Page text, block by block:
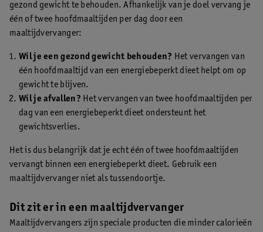
gezond gewicht te behouden. Afhankelijk van je doel vervang je
één of twee hoofdmaaltijden per dag door een
maaltijdvervanger:
Wil je een gezond gewicht behouden? Het vervangen van
één hoofdmaaltijd van een energiebeperkt dieet helpt om op
gewicht te blijven.
Wil je afvallen? Het vervangen van twee hoofdmaaltijden per
dag van een energiebeperkt dieet ondersteunt het
gewichtsverlies.
Het is dus belangrijk dat je echt één of twee hoofdmaaltijden
vervangt binnen een energiebeperkt dieet. Gebruik een
maaltijdvervanger niet als tussendoortje.
Dit zit er in een maaltijdvervanger
Maaltijdvervangers zijn speciale producten die minder calorieën